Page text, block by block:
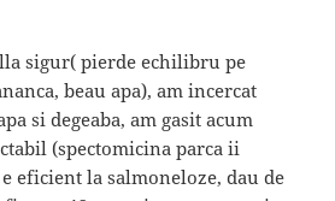
sigur( pierde echilibru pe
beau apa), am incercat
si degeaba, am gasit acum
(spectomicina parca ii
eficient la salmoneloze, dau de